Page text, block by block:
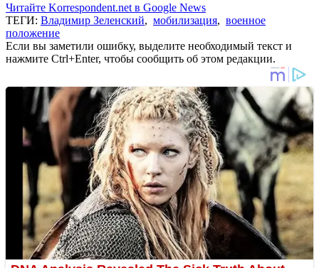
Читайте Korrespondent.net в Google News
ТЕГИ: Владимир Зеленский, мобилизация, военное
положение
Если вы заметили ошибку, выделите необходимый текст и
нажмите Ctrl+Enter, чтобы сообщить об этом редакции.